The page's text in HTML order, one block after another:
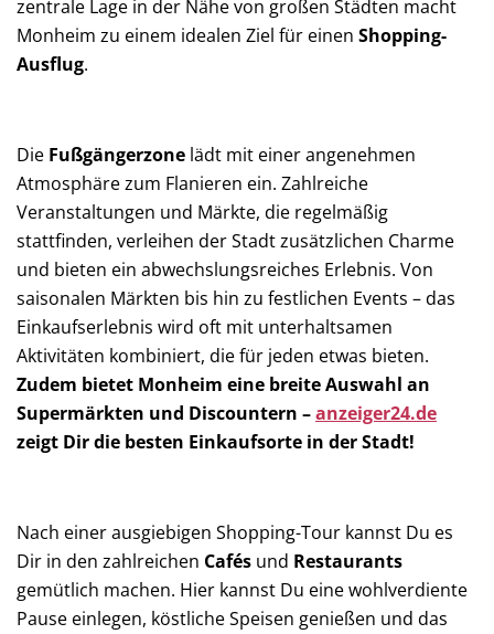
zentrale Lage in der Nähe von großen Städten macht
Monheim zu einem idealen Ziel für einen Shopping-
Ausflug.
Die Fußgängerzone lädt mit einer angenehmen
Atmosphäre zum Flanieren ein. Zahlreiche
Veranstaltungen und Märkte, die regelmäßig
stattfinden, verleihen der Stadt zusätzlichen Charme
und bieten ein abwechslungsreiches Erlebnis. Von
saisonalen Märkten bis hin zu festlichen Events – das
Einkaufserlebnis wird oft mit unterhaltsamen
Aktivitäten kombiniert, die für jeden etwas bieten.
Zudem bietet Monheim eine breite Auswahl an
Supermärkten und Discountern –anzeiger24.de
zeigt Dir die besten Einkaufsorte in der Stadt!
Nach einer ausgiebigen Shopping-Tour kannst Du es
Dir in den zahlreichen Cafés und Restaurants
gemütlich machen. Hier kannst Du eine wohlverdiente
Pause einlegen, köstliche Speisen genießen und das